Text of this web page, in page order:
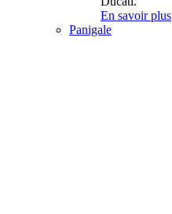
En savoir plus
Panigale